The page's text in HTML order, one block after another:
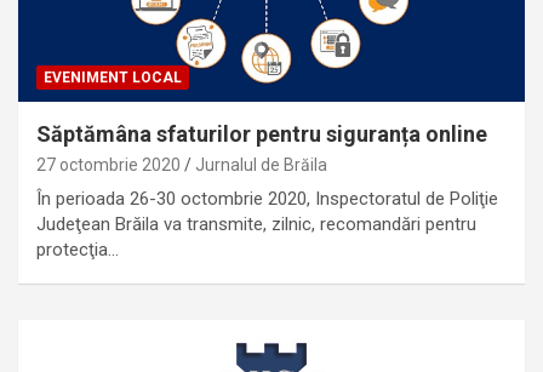
EVENIMENT LOCAL
Săptămâna sfaturilor pentru siguranța online
27 octombrie 2020 Jurnalul de Brăila
În perioada 26-30 octombrie 2020, Inspectoratul de Poliţie
Judeţean Brăila va transmite, zilnic, recomandări pentru
protecţia…